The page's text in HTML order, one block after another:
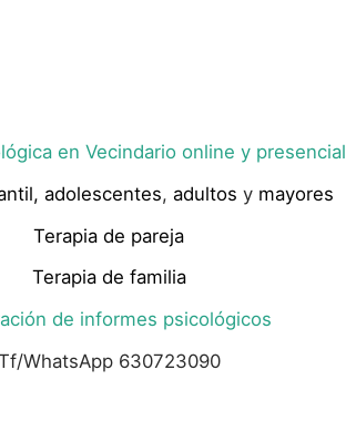
en Vecindario online y presencial
adolescentes, adultos y mayores
Terapia de pareja
Terapia de familia
de informes psicológicos
WhatsApp 630723090